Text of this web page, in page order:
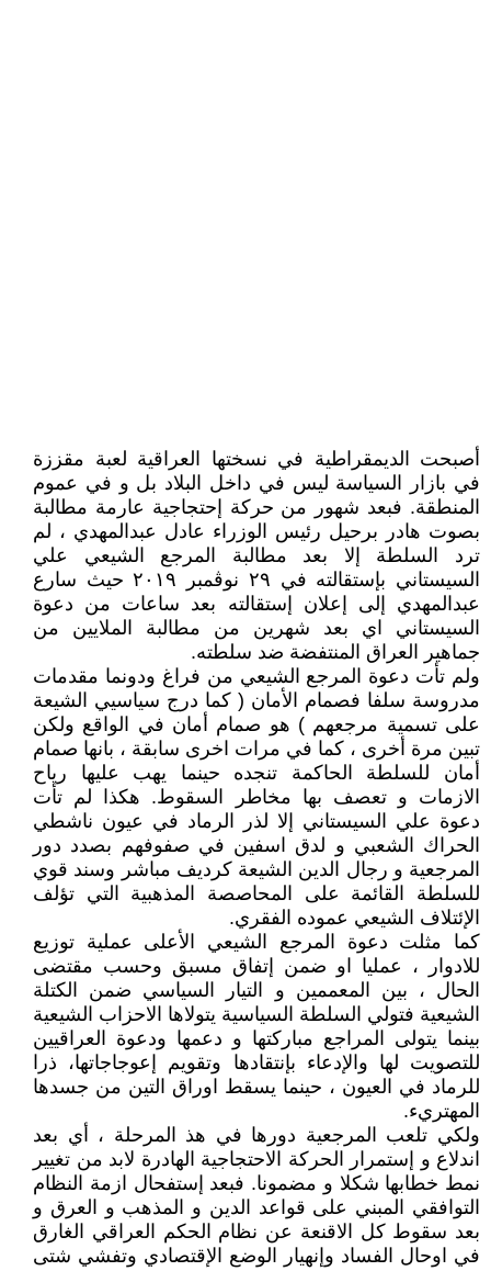
أصبحت الدیمقراطیة في نسختها العراقیة لعبة مقززة
في بازار السیاسة لیس في داخل البلاد بل و في عموم
المنطقة. فبعد شهور من حرکة إحتجاجیة عارمة مطالبة
بصوت هادر برحیل رئیس الوزراء عادل عبدالمهدي ، لم
ترد السلطة إلا بعد مطالبة المرجع الشیعي علي
السیستاني بإستقالته في ٢٩ نوڤمبر ٢٠١٩ حیث سارع
عبدالمهدي إلی إعلان إستقالته بعد ساعات من دعوة
السیستاني اي بعد شهرین من مطالبة الملایین من
جماهیر العراق المنتفضة ضد سلطته.
ولم تأت دعوة المرجع الشیعي من فراغ ودونما مقدمات
مدروسة سلفا فصمام الأمان ( کما درج سیاسيي الشیعة
علی تسمیة مرجعهم ) هو صمام أمان في الواقع ولکن
تبین مرة أخری ، کما في مرات اخری سابقة ، بانها صمام
أمان للسلطة الحاکمة تنجده حینما یهب علیها ریاح
الازمات و تعصف بها مخاطر السقوط. هکذا لم تأت
دعوة علي السیستاني إلا لذر الرماد في عیون ناشطي
الحراك الشعبي و لدق اسفین في صفوفهم بصدد دور
المرجعیة و رجال الدین الشیعة کردیف مباشر وسند قوي
للسلطة القائمة علی المحاصصة المذهبیة التي تؤلف
الإئتلاف الشیعي عموده الفقري.
کما مثلت دعوة المرجع الشیعي الأعلی عملیة توزیع
للادوار ، عملیا او ضمن إتفاق مسبق وحسب مقتضی
الحال ، بین المعممین و التیار السیاسي ضمن الکتلة
الشیعیة فتولي السلطة السیاسیة یتولاها الاحزاب الشیعیة
بینما یتولی المراجع مبارکتها و دعمها ودعوة العراقیین
للتصویت لها والإدعاء بإنتقادها وتقویم إعوجاجاتها، ذرا
للرماد في العیون ، حینما یسقط اوراق التین من جسدها
المهتريء.
ولکي تلعب المرجعیة دورها في هذ‌ المرحلة ، أي بعد
اندلاع و إستمرار الحرکة الاحتجاجیة الهادرة لابد من تغییر
نمط خطابها شکلا و مضمونا. فبعد إستفحال ازمة النظام
التوافقي المبني علی قواعد الدین و المذهب و العرق و
بعد سقوط کل الاقنعة عن نظام الحکم العراقي الغارق
في اوحال الفساد وإنهیار الوضع الإقتصادي وتفشي شتی